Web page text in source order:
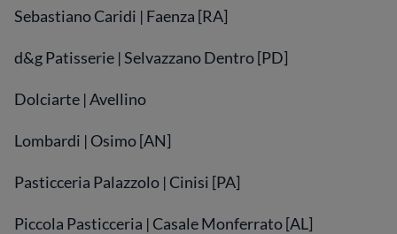
Sebastiano Caridi | Faenza [RA]
d&g Patisserie | Selvazzano Dentro [PD]
Dolciarte | Avellino
Lombardi | Osimo [AN]
Pasticceria Palazzolo | Cinisi [PA]
Piccola Pasticceria | Casale Monferrato [AL]